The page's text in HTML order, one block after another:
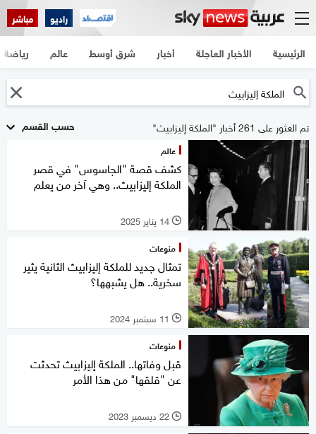
راديو مباشر
الرئيسية الأخبار العاجلة أخبار شرق أوسط عالم رياضة
حسب القسم تم العثور على 261 أخبار "الملكة إليزابيث"
عالم
كشف قصة "الجاسوس" في قصر
الملكة إليزابيث.. وهي آخر من يعلم
l 14 يناير 2025
منوعات
تمثال جديد للملكة إليزابيث الثانية يثير
سخرية.. هل يشبهها؟
l 11 سبتمبر 2024
منوعات
قبل وفاتها.. الملكة إليزابيث تحدثت
عن "قلقها" من هذا الأمر
l 22 ديسمبر 2023